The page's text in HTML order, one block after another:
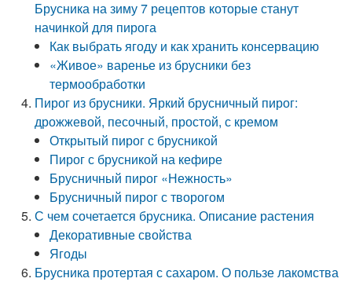
Брусника на зиму 7 рецептов которые станут
начинкой для пирога
Как выбрать ягоду и как хранить консервацию
«Живое» варенье из брусники без
термообработки
Пирог из брусники. Яркий брусничный пирог:
дрожжевой, песочный, простой, с кремом
Открытый пирог с брусникой
Пирог с брусникой на кефире
Брусничный пирог «Нежность»
Брусничный пирог с творогом
С чем сочетается брусника. Описание растения
Декоративные свойства
Ягоды
Брусника протертая с сахаром. О пользе лакомства